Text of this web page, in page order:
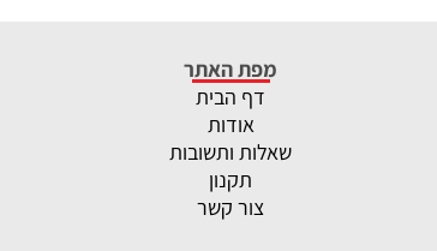
מפת האתר
דף הבית
אודות
שאלות ותשובות
תקנון
צור קשר